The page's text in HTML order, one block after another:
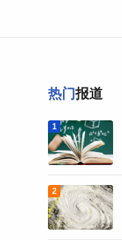
热门报道
1
2